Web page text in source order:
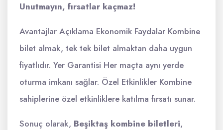
Unutmayın, fırsatlar kaçmaz!
Avantajlar Açıklama Ekonomik Faydalar Kombine
bilet almak, tek tek bilet almaktan daha uygun
fiyatlıdır. Yer Garantisi Her maçta aynı yerde
oturma imkanı sağlar. Özel Etkinlikler Kombine
sahiplerine özel etkinliklere katılma fırsatı sunar.
Sonuç olarak, Beşiktaş kombine biletleri,